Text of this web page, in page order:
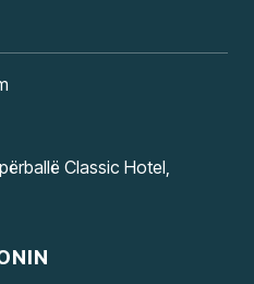
Classic Hotel,